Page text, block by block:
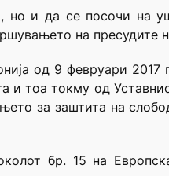
но и да се посочи на
на пресудите
од 9 февруари 2017
и тоа токму од
за заштита на
бр. 15 на